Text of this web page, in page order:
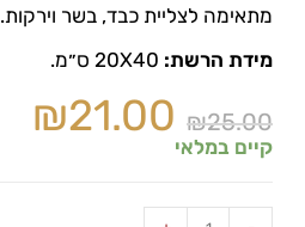
מתאימה לצליית כבד, בשר וירקות.
מידת הרשת: 20X40 ס״מ.
₪25.00
₪21.00
קיים במלאי